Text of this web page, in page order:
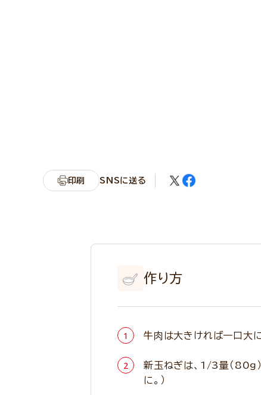
印刷 SNSに送る
作り方
牛肉は大きければ一口大に
新玉ねぎは、1/3量（80ｇ
に。）